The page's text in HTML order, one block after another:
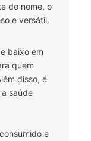
do nome, o
e versátil.
baixo em
quem
disso, é
saúde
e